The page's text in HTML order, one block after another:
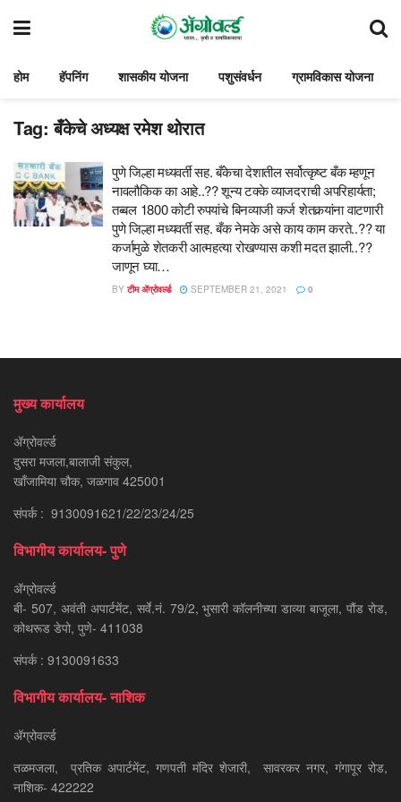
होम हॅपनिंग शासकीय योजना पशुसंवर्धन ग्रामविकास योजना
Tag:बँकेचे अध्यक्ष रमेश थोरात
पुणे जिल्हा मध्यवर्ती सह. बँकेचा देशातील सर्वोत्कृष्ट बँक म्हणून
नावलौकिक का आहे..?? शून्य टक्के व्याजदराची अपरिहार्यता;
तब्बल 1800 कोटी रुपयांचे बिनव्याजी कर्ज शेतकर्‍यांना वाटणारी
पुणे जिल्हा मध्यवर्ती सह. बँक नेमके असे काय काम करते..?? या
कर्जामुळे शेतकरी आत्महत्या रोखण्यास कशी मदत झाली..??
जाणून घ्या…
BY टीम ॲग्रोवर्ल्ड SEPTEMBER 21, 2021 0
मुख्य कार्यालय
ॲग्रोवर्ल्ड
दुसरा मजला,बालाजी संकुल,
खाँजामिया चौक, जळगाव 425001
संपर्क : 9130091621/22/23/24/25
विभागीय कार्यालय- पुणे
ॲग्रोवर्ल्ड
बी- 507, अवंती अपार्टमेंट, सर्वे.नं. 79/2, भुसारी कॉलनीच्या डाव्या बाजूला, पौंड रोड,
कोथरूड डेपो, पुणे- 411038
संपर्क : 9130091633
विभागीय कार्यालय- नाशिक
ॲग्रोवर्ल्ड
तळमजला, प्रतिक अपार्टमेंट, गणपती मंदिर शेजारी, सावरकर नगर, गंगापूर रोड,
नाशिक- 422222